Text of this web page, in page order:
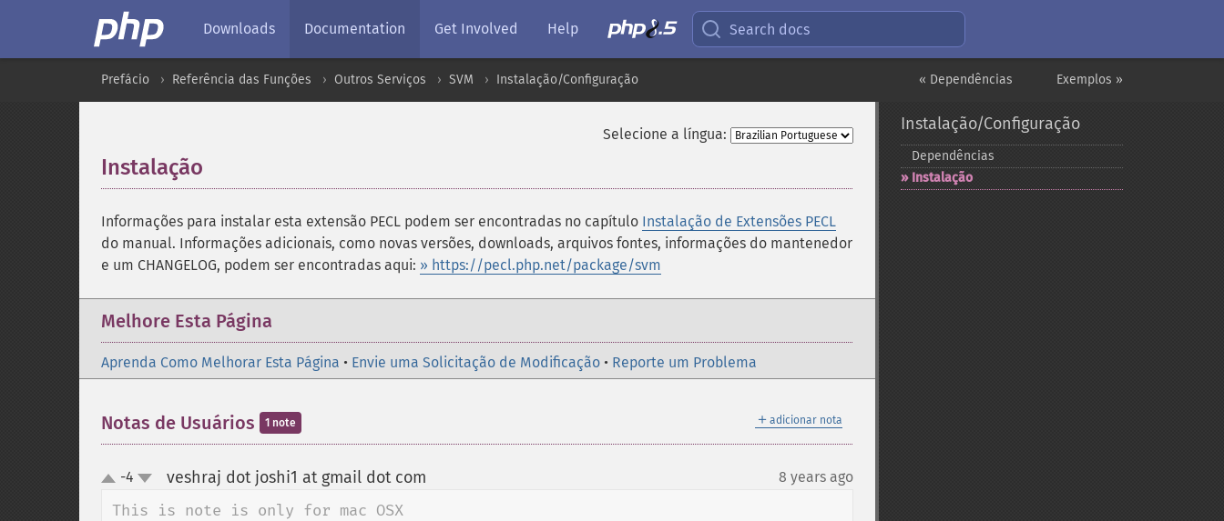
Downloads Documentation Get Involved Help Search docs
Exemplos »
« Dependências
Prefácio Referência das Funções Outros Serviços SVM Instalação/Configuração
Selecione a língua:
Instalação
Informações para instalar esta extensão PECL podem ser encontradas no capítulo Instalação de Extensões PECL
do manual. Informações adicionais, como novas versões, downloads, arquivos fontes, informações do mantenedor
e um CHANGELOG, podem ser encontradas aqui: » https://pecl.php.net/package/svm
Melhore Esta Página
Aprenda Como Melhorar Esta Página • Envie uma Solicitação de Modificação • Reporte um Problema
＋ adicionar nota
Notas de Usuários 1 note
up-4 veshraj dot joshi1 at gmail dot com 8 years ago
This is note is only for mac OSX
Instalação/Configuração
Dependências
Instalação